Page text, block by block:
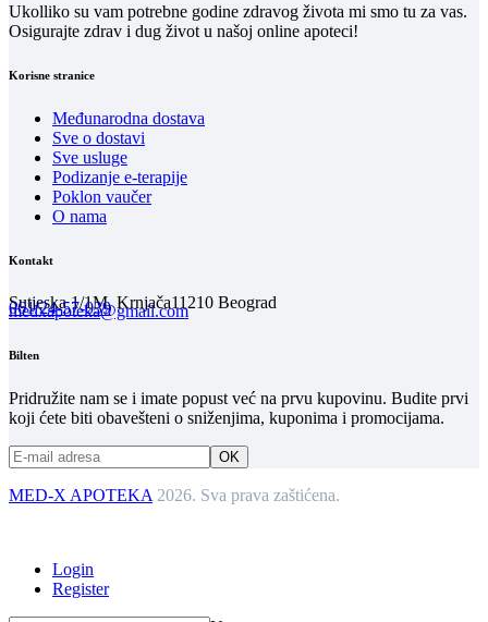
Ukolliko su vam potrebne godine zdravog života mi smo tu za vas.
Osigurajte zdrav i dug život u našoj online apoteci!
Korisne stranice
Međunarodna dostava
Sve o dostavi
Sve usluge
Podizanje e-terapije
Poklon vaučer
O nama
Kontakt
Sutjeska 1/1M, Krnjača11210 Beograd
061/24-57-039
medxapoteka@gmail.com
Bilten
Pridružite nam se i imate popust već na prvu kupovinu. Budite prvi
koji ćete biti obavešteni o sniženjima, kuponima i promocijama.
MED-X APOTEKA2026. Sva prava zaštićena.
Login
Register